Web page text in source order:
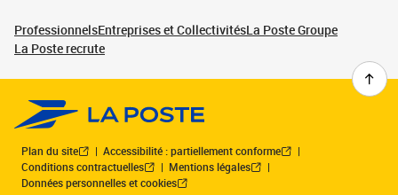
ProfessionnelsEntreprises et CollectivitésLa Poste Groupe
La Poste recrute
Plan du site
Accessibilité : partiellement conforme
Conditions contractuelles
Mentions légales
Données personnelles et cookies